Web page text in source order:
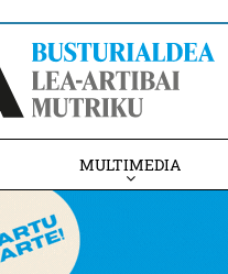
MULTIMEDIA